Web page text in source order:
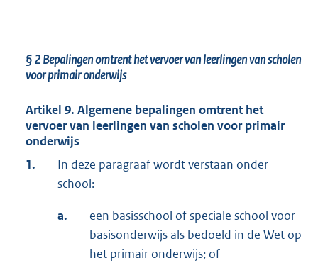
§ 2Bepalingen omtrent het vervoer van leerlingen van scholen
voor primair onderwijs
Artikel 9. Algemene bepalingen omtrent het
vervoer van leerlingen van scholen voor primair
onderwijs
1.
In deze paragraaf wordt verstaan onder
school:
a.
een basisschool of speciale school voor
basisonderwijs als bedoeld in de Wet op
het primair onderwijs; of